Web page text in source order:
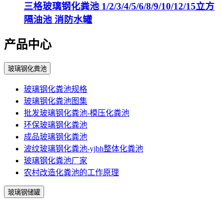
三格玻璃钢化粪池 1/2/3/4/5/6/8/9/10/12/15立方
隔油池 消防水罐
产品中心
玻璃钢化粪池
玻璃钢化粪池规格
玻璃钢化粪池图集
批发玻璃钢化粪池-模压化粪池
环保玻璃钢化粪池
成品玻璃钢化粪池
波纹玻璃钢化粪池-yjbh整体化粪池
玻璃钢化粪池厂家
农村改造化粪池的工作原理
玻璃钢储罐